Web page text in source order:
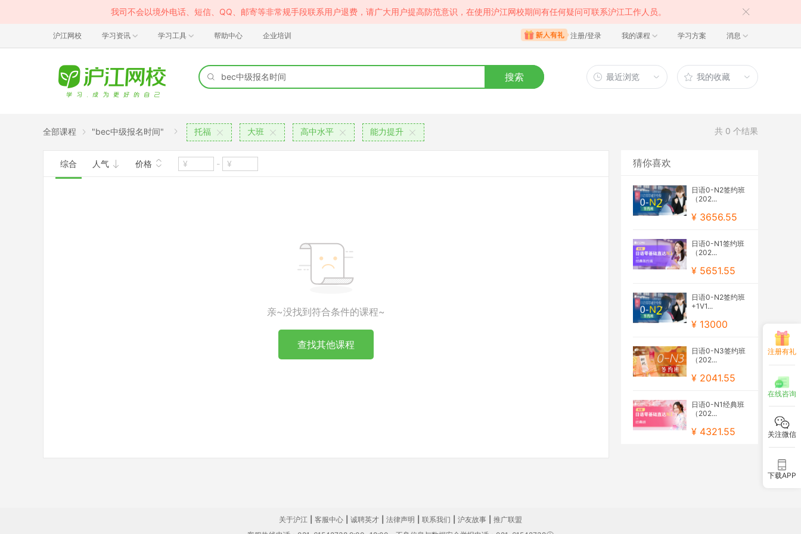
我司不会以境外电话、短信、QQ、邮寄等非常规手段联系用户退费，请广大用户提高防范意识，在使用沪江网校期间有任何疑问可联系沪江工作人员。
沪江网校 学习资讯 学习工具 帮助中心 企业培训 注册/登录 我的课程 学习方案 消息
搜索 最近浏览 我的收藏
全部课程 "bec中级报名时间" 托福 大班 高中水平 能力提升 共 0 个结果
综合 人气 价格 -
亲~没找到符合条件的课程~
查找其他课程
猜你喜欢
日语0-N2签约班
（202...
¥ 3656.55
日语0-N1签约班
（202...
¥ 5651.55
日语0-N2签约班
+1V1...
¥ 13000
日语0-N3签约班
（202...
¥ 2041.55
日语0-N1经典班
（202...
¥ 4321.55
注册有礼
在线咨询
关注微信
下载APP
关于沪江 客服中心 诚聘英才 法律声明 联系我们 沪友故事
推广联盟